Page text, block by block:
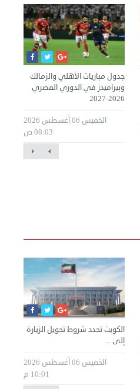
جدول مباريات الأهلي والزمالك
وبيراميدز في الدوري المصري
2026-2027
الخميس 06 أغسطس 2026
08:03 ص
الكويت تحدد شروط تحويل الزيارة
إلى ...
الخميس 06 أغسطس 2026
10:01 م